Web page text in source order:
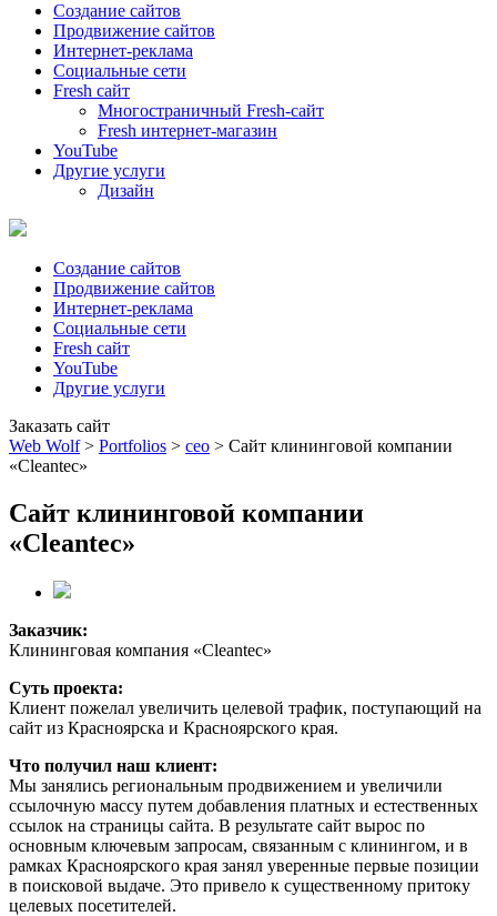
Создание сайтов
Продвижение сайтов
Интернет-реклама
Социальные сети
Fresh сайт
Многостраничный Fresh-сайт
Fresh интернет-магазин
YouTube
Другие услуги
Дизайн
Создание сайтов
Продвижение сайтов
Интернет-реклама
Социальные сети
Fresh сайт
YouTube
Другие услуги
Заказать сайт
Web Wolf> Portfolios > сео > Сайт клининговой компании
«Cleantec»
Сайт клининговой компании
«Cleantec»
Заказчик:
Клининговая компания «Cleantec»
Суть проекта:
Клиент пожелал увеличить целевой трафик, поступающий на
сайт из Красноярска и Красноярского края.
Что получил наш клиент:
Мы занялись региональным продвижением и увеличили
ссылочную массу путем добавления платных и естественных
ссылок на страницы сайта. В результате сайт вырос по
основным ключевым запросам, связанным с клинингом, и в
рамках Красноярского края занял уверенные первые позиции
в поисковой выдаче. Это привело к существенному притоку
целевых посетителей.